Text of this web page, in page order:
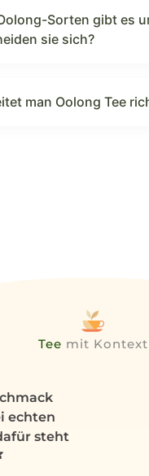
Sorten gibt es
sie sich?
man Oolong Tee
Tee mit Kontext
echten
steht